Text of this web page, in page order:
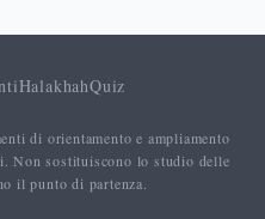
HalakhahQuiz
di orientamento e ampliamento
Non sostituiscono lo studio delle
il punto di partenza.